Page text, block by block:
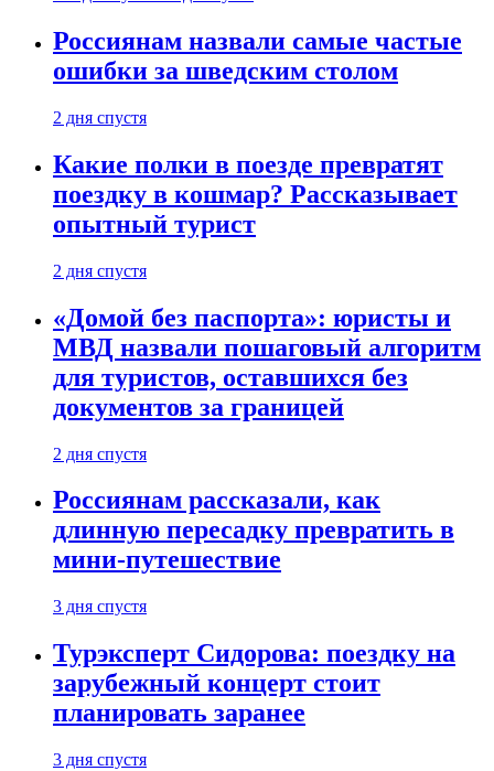
Россиянам назвали самые частые
ошибки за шведским столом
2 дня спустя
Какие полки в поезде превратят
поездку в кошмар? Рассказывает
опытный турист
2 дня спустя
«Домой без паспорта»: юристы и
МВД назвали пошаговый алгоритм
для туристов, оставшихся без
документов за границей
2 дня спустя
Россиянам рассказали, как
длинную пересадку превратить в
мини-путешествие
3 дня спустя
Турэксперт Сидорова: поездку на
зарубежный концерт стоит
планировать заранее
3 дня спустя